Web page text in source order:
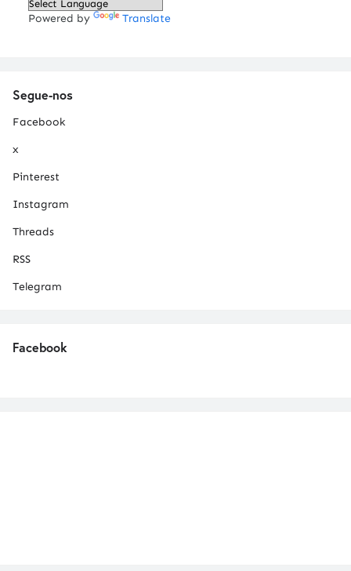
Powered by Translate
Segue-nos
Facebook
x
Pinterest
Instagram
Threads
RSS
Telegram
Facebook